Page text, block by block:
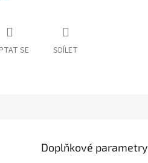
SE SDÍLET
Doplňkové parametry